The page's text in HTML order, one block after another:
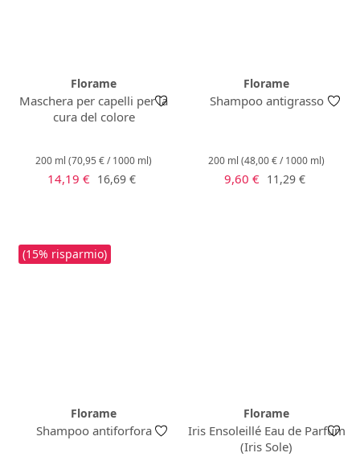
Florame
Maschera per capelli per la
cura del colore
200 ml (70,95 € / 1000 ml)
Prezzo di vendita:
14,19 € Prezzo normale:
16,69 €
Florame
Shampoo antigrasso
200 ml (48,00 € / 1000 ml)
Prezzo di vendita:
9,60 € Prezzo normale:
11,29 €
(15% risparmio)
Florame
Shampoo antiforfora
Florame
Iris Ensoleillé Eau de Parfum
(Iris Sole)